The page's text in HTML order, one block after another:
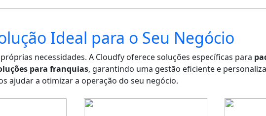
Ideal para o Seu Negócio
necessidades. A Cloudfy oferece soluções específicas para
para franquias, garantindo uma gestão eficiente e
ajudar a otimizar a operação do seu negócio.